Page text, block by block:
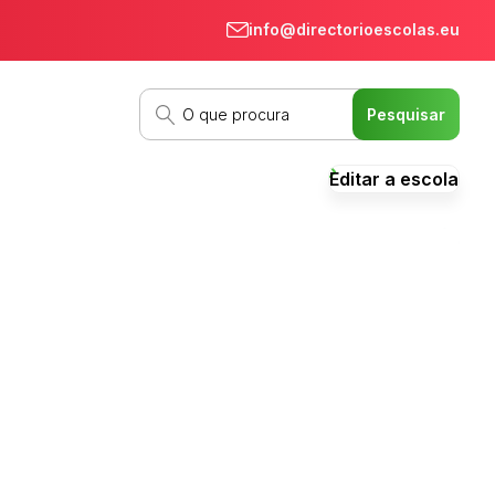
info@directorioescolas.eu
Editar a escola